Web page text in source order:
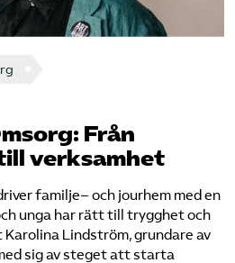
Från
verksamhet
familje– och jourhem med en
unga har rätt till trygghet och
Lindström, grundare av
sig av steget att starta